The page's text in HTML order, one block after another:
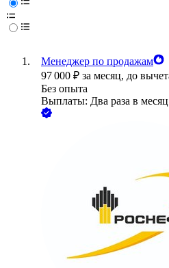
Менеджер по продажам
97 000 ₽ за месяц, до
Без опыта
Выплаты: Два раза в месяц